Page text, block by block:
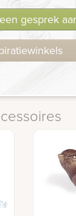
gesprek